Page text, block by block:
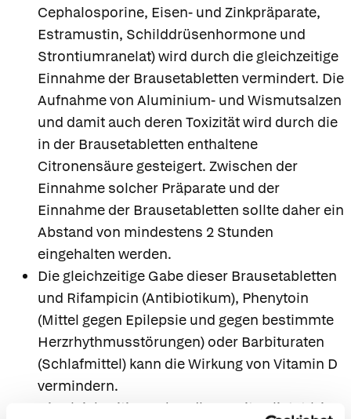
Cephalosporine, Eisen- und Zinkpräparate,
Estramustin, Schilddrüsenhormone und
Strontiumranelat) wird durch die gleichzeitige
Einnahme der Brausetabletten vermindert. Die
Aufnahme von Aluminium- und Wismutsalzen
und damit auch deren Toxizität wird durch die
in der Brausetabletten enthaltene
Citronensäure gesteigert. Zwischen der
Einnahme solcher Präparate und der
Einnahme der Brausetabletten sollte daher ein
Abstand von mindestens 2 Stunden
eingehalten werden.
Die gleichzeitige Gabe dieser Brausetabletten
und Rifampicin (Antibiotikum), Phenytoin
(Mittel gegen Epilepsie und gegen bestimmte
Herzrhythmusstörungen) oder Barbituraten
(Schlafmittel) kann die Wirkung von Vitamin D
vermindern.
Die gleichzeitige Behandlung mit Orlistat (ein